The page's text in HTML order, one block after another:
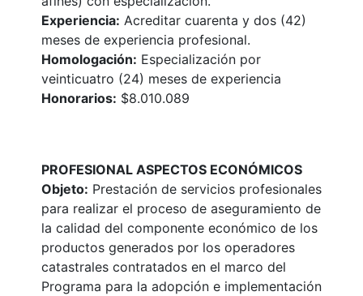
Experiencia: Acreditar cuarenta y dos (42)
meses de experiencia profesional.
Homologación: Especialización por
veinticuatro (24) meses de experiencia
Honorarios: $8.010.089
PROFESIONAL ASPECTOS ECONÓMICOS
Objeto: Prestación de servicios profesionales
para realizar el proceso de aseguramiento de
la calidad del componente económico de los
productos generados por los operadores
catastrales contratados en el marco del
Programa para la adopción e implementación